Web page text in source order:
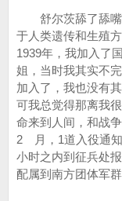
舒尔茨舔了舔嘴
于人类遗传和生殖
1939年，我加入了
姐，当时我其实不
加入了，我也没有
可我总觉得那离我
命来到人间，和战
2 月，1道入役通
小时之内到征兵处
配属到南方团体军群